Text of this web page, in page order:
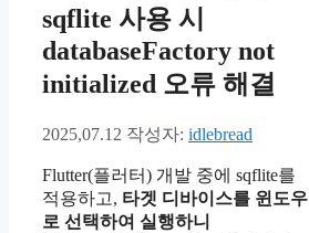
sqflite 사용 시
databaseFactory not
initialized 오류 해결
2025,07.12 작성자: idlebread
Flutter(플러터) 개발 중에 sqflite를
적용하고, 타겟 디바이스를 윈도우
로 선택하여 실행하니